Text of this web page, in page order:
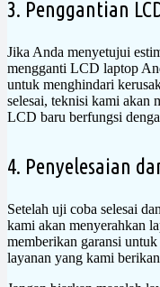
3. Penggantian
Jika Anda menyetujui
mengganti LCD laptop
untuk menghindari
selesai, teknisi kami akan
LCD baru berfungsi
4. Penyelesaian
Setelah uji coba selesai
kami akan menyerahkan
memberikan garansi
layanan yang kami